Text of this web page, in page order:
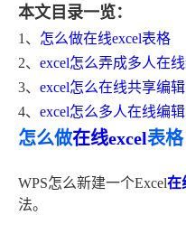
本文目录一览：
1、 怎么做在线excel表格
2、 excel怎么弄成多人在
3、 excel怎么在线共享编辑
4、 excel怎么多人在线编辑
怎么做在线excel表格
WPS怎么新建一个Excel在
法。